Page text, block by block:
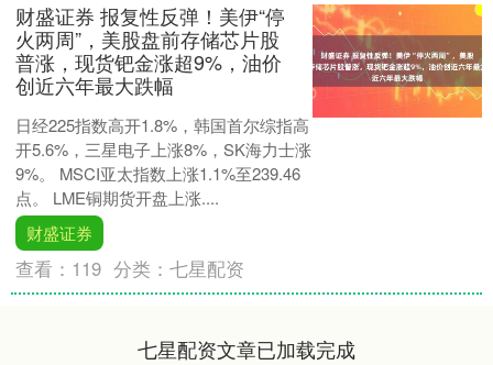
财盛证券 报复性反弹！美伊“停
火两周”，美股盘前存储芯片股
普涨，现货钯金涨超9%，油价
创近六年最大跌幅
日经225指数高开1.8%，韩国首尔综指高
开5.6%，三星电子上涨8%，SK海力士涨
9%。 MSCI亚太指数上涨1.1%至239.46
点。 LME铜期货开盘上涨....
财盛证券
查看： 119 分类：七星配资
七星配资文章已加载完成